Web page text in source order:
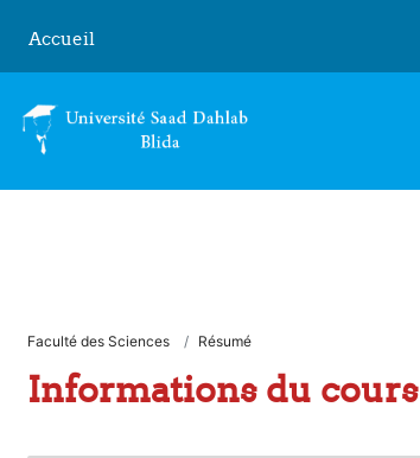
Accueil
Faculté des Sciences Résumé
Informations du cours